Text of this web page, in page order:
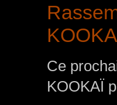
Ce
KOOKAÏ